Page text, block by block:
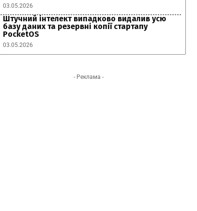
03.05.2026
Штучний інтелект випадково видалив усю
базу даних та резервні копії стартапу
PocketOS
03.05.2026
- Реклама -